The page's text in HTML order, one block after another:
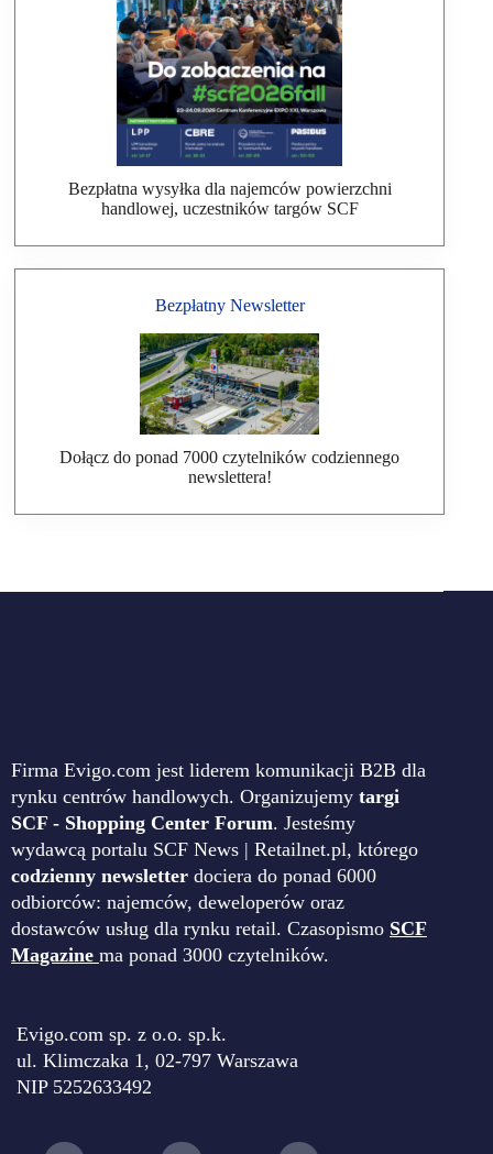
Bezpłatna wysyłka dla najemców powierzchni
handlowej, uczestników targów SCF
Bezpłatny Newsletter
Dołącz do ponad 7000 czytelników codziennego
newslettera!
Firma Evigo.com jest liderem komunikacji B2B dla
rynku centrów handlowych. Organizujemy targi
SCF - Shopping Center Forum. Jesteśmy
wydawcą portalu SCF News | Retailnet.pl, którego
codzienny newsletter dociera do ponad 6000
odbiorców: najemców, deweloperów oraz
dostawców usług dla rynku retail. Czasopismo SCF
Magazine ma ponad 3000 czytelników.
Evigo.com sp. z o.o. sp.k.
ul. Klimczaka 1, 02-797 Warszawa
NIP 5252633492